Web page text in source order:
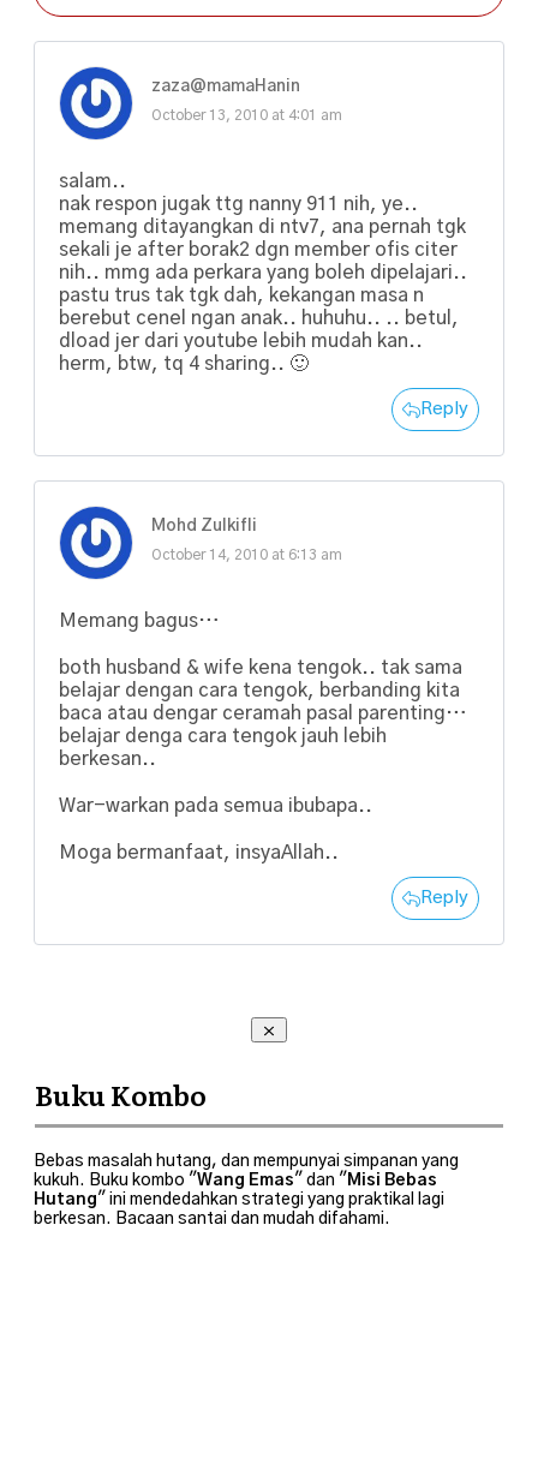
zaza@mamaHanin
October 13, 2010 at 4:01 am
salam..
nak respon jugak ttg nanny 911 nih, ye..
memang ditayangkan di ntv7, ana pernah tgk
sekali je after borak2 dgn member ofis citer
nih.. mmg ada perkara yang boleh dipelajari..
pastu trus tak tgk dah, kekangan masa n
berebut cenel ngan anak.. huhuhu.. .. betul,
dload jer dari youtube lebih mudah kan..
herm, btw, tq 4 sharing.. 🙂
Reply
Mohd Zulkifli
October 14, 2010 at 6:13 am
Memang bagus…
both husband & wife kena tengok.. tak sama
belajar dengan cara tengok, berbanding kita
baca atau dengar ceramah pasal parenting…
belajar denga cara tengok jauh lebih
berkesan..
War-warkan pada semua ibubapa..
Moga bermanfaat, insyaAllah..
Reply
Buku Kombo
Bebas masalah hutang, dan mempunyai simpanan yang
kukuh. Buku kombo "Wang Emas" dan " Misi Bebas
Hutang" ini mendedahkan strategi yang praktikal lagi
berkesan. Bacaan santai dan mudah difahami.